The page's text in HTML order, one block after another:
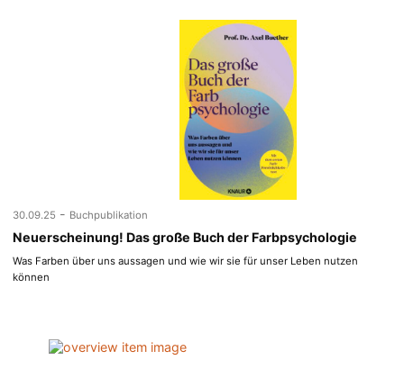
30.09.25 - Buchpublikation
Neuerscheinung! Das große Buch der Farbpsychologie
Was Farben über uns aussagen und wie wir sie für unser Leben nutzen
können